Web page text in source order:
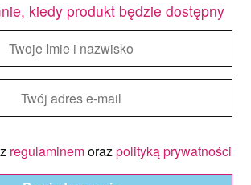
kiedy produkt będzie dostępny
regulaminemorazpolityką prywatności